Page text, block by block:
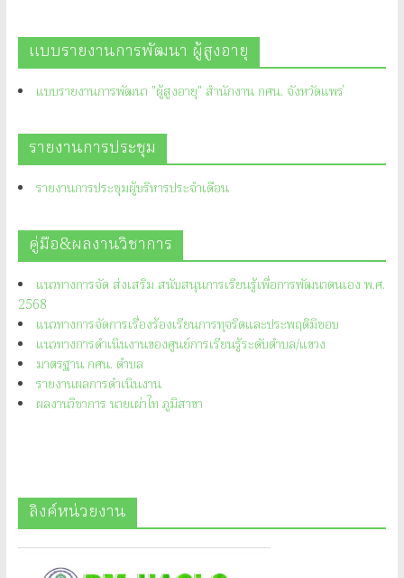
แบบรายงานการพัฒนา ผู้สูงอายุ
แบบรายงานการพัฒนา "ผู้สูงอายุ" สำนักงาน กศน. จังหวัดแพร่
รายงานการประชุม
รายงานการประชุมผู้บริหารประจำเดือน
คู่มือ&ผลงานวิชาการ
แนวทางการจัด ส่งเสริม สนับสนุนการเรียนรู้เพื่อการพัฒนาตนเอง พ.ศ.
2568
แนวทางการจัดการเรื่องร้องเรียนการทุจริตและประพฤติมิชอบ
แนวทางการดำเนินงานของศูนย์การเรียนรู้ระดับตำบล/แขวง
มาตรฐาน กศน. ตำบล
รายงานผลการดำเนินงาน
ผลงานวิชาการ นายเผ่าไท ภูมิสาขา
ลิงค์หน่วยงาน